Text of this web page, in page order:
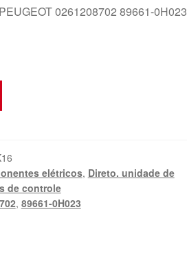
0261208702 89661-0H023
elétricos, Direto. unidade de
de controle
, 89661-0H023